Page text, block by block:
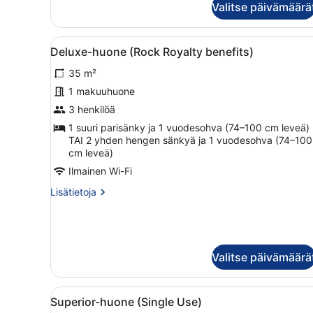
Valitse
Avaa
kaikki
huonetyypin
Deluxe-
huone
(Rock
Royalty
benefits)
kuvat
Moderni hotellihuone,
7
Deluxe-huone (Rock Royalty benefits)
35 m²
1 makuuhuone
3 henkilöä
1 suuri parisänky ja 1 vuodesohva (74–100 cm leveä)
TAI 2 yhden hengen sänkyä ja 1 vuodesohva (74–100
cm leveä)
Ilmainen Wi-Fi
Lisätietoja
Lisätietoja
benefits)
Valitse
Avaa
kaikki
Moderni hotellihuone,
5
Superior-huone (Single Use)